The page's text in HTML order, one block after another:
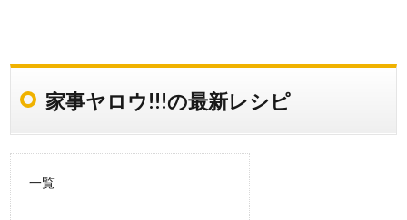
家事ヤロウ!!!の最新レシピ
一覧